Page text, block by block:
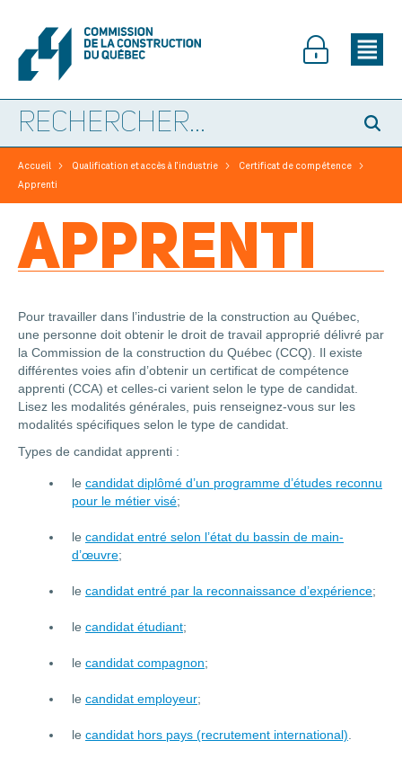
Accueil > Qualification et accès à l’industrie > Certificat de compétence >
Apprenti
APPRENTI
Pour travailler dans l’industrie de la construction au Québec,
une personne doit obtenir le droit de travail approprié délivré par
la Commission de la construction du Québec (CCQ). Il existe
différentes voies afin d’obtenir un certificat de compétence
apprenti (CCA) et celles-ci varient selon le type de candidat.
Lisez les modalités générales, puis renseignez-vous sur les
modalités spécifiques selon le type de candidat.
Types de candidat apprenti :
le candidat diplômé d’un programme d’études reconnu
pour le métier visé;
le candidat entré selon l’état du bassin de main-
d’œuvre;
le candidat entré par la reconnaissance d’expérience;
le candidat étudiant;
le candidat compagnon;
le candidat employeur;
le candidat hors pays (recrutement international)